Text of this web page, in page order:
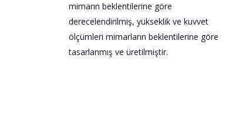
mimarın beklentilerine göre
derecelendirilmiş, yükseklik ve kuvvet
ölçümleri mimarların beklentilerine göre
tasarlanmış ve üretilmiştir.